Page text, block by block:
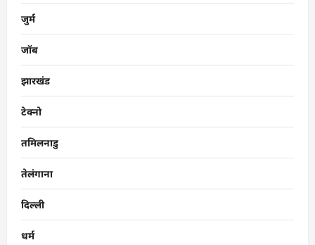
जुर्म
जॉब
झारखंड
टेक्नो
तमिलनाडु
तेलंगाना
दिल्ली
धर्म